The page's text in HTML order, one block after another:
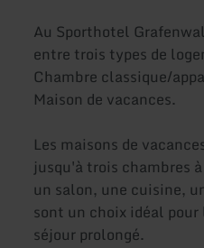
Au Sporthotel
entre trois types de
Chambre classique/
Maison de vacances.
Les maisons de
jusqu'à trois chambres
un salon, une cuisine,
sont un choix idéal
séjour prolongé.